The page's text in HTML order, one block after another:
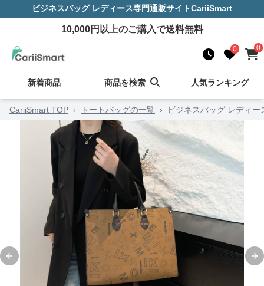
ビジネスバッグ レディース専門通販サイトCariiSmart
10,000円以上のご購入で送料無料
0 0
新着商品 商品を検索 人気ランキング
CariiSmart TOP › トートバッグの一覧 › ビジネスバッグ レディ
Previous slide